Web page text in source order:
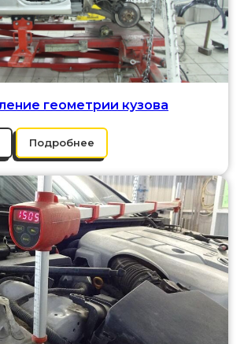
геометрии кузова
Подробнее